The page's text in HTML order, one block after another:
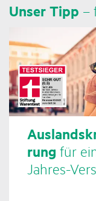
Unser Tipp –
rung für
Jahres-